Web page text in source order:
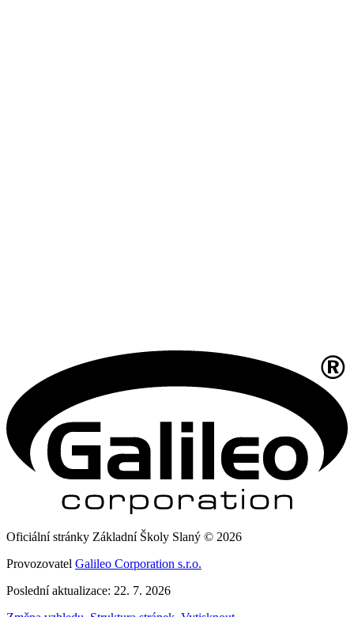
Oficiální stránky Základní Školy Slaný © 2026
Provozovatel Galileo Corporation s.r.o.
Poslední aktualizace: 22. 7. 2026